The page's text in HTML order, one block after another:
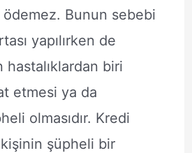
Bunun sebebi
yapılırken de
biri
etmesi ya da
olmasıdır. Kredi
şüpheli bir